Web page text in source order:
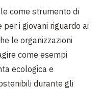
come strumento di
per i giovani riguardo ai
le organizzazioni
come esempi
ecologica e
durante gli